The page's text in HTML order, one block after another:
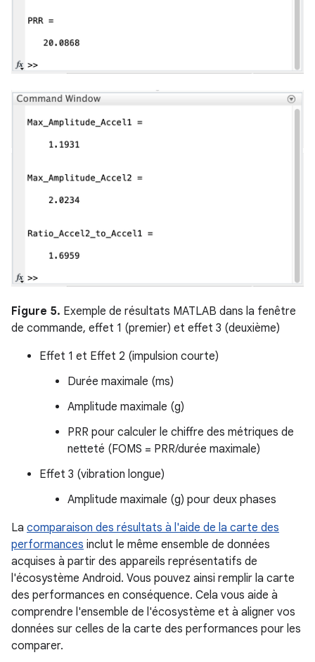
Figure 5. Exemple de résultats MATLAB dans la fenêtre
de commande, effet 1 (premier) et effet 3 (deuxième)
Effet 1 et Effet 2 (impulsion courte)
Durée maximale (ms)
Amplitude maximale (g)
PRR pour calculer le chiffre des métriques de
netteté (FOMS = PRR/durée maximale)
Effet 3 (vibration longue)
Amplitude maximale (g) pour deux phases
La comparaison des résultats à l'aide de la carte des
performances inclut le même ensemble de données
acquises à partir des appareils représentatifs de
l'écosystème Android. Vous pouvez ainsi remplir la carte
des performances en conséquence. Cela vous aide à
comprendre l'ensemble de l'écosystème et à aligner vos
données sur celles de la carte des performances pour les
comparer.